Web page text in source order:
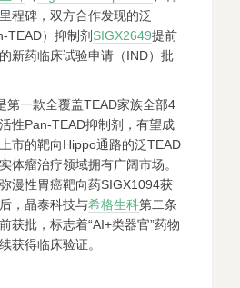
程碑，双方合作发现的泛
TEAD）抑制剂 SIGX2649提前
新药临床试验申请（IND）批
第一款全覆盖TEAD家族全部4
性Pan-TEAD抑制剂，有望成
市的靶向Hippo通路的泛TEAD
体瘤治疗领域拥有广阔市场。
漫性胃癌靶向药SIGX1094获
，晶泰科技与希格生科第二条
获批，标志着“AI+类器官”药物
获得临床验证。